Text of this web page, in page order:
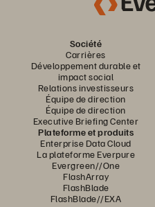
Société
Carrières
Développement durable et
impact social
Relations investisseurs
Équipe de direction
Équipe de direction
Executive Briefing Center
Plateforme et produits
Enterprise Data Cloud
La plateforme Everpure
Evergreen//One
FlashArray
FlashBlade
FlashBlade//EXA